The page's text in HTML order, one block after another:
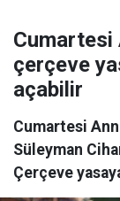
Cumartesi
çerçeve
açabilir
Cumartesi
Süleyman
Çerçeve